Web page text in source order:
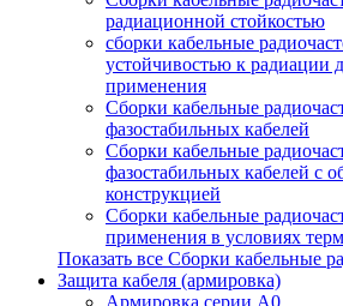
радиационной стойкостью
сборки кабельные
устойчивостью к радиации
применения
Cборки кабельные
фазостабильных кабелей
Сборки кабельные
фазостабильных кабелей с
конструкцией
Сборки кабельные
применения в условиях
Показать все Сборки кабельные
Защита кабеля (армировка)
Армировка серии А0